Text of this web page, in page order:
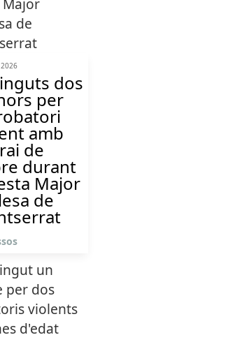
dos
per
amb
de
durant
Major
de